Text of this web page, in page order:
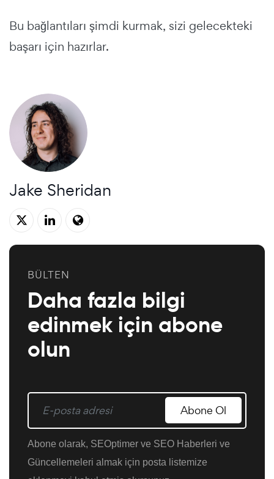
Bu bağlantıları şimdi kurmak, sizi gelecekteki
başarı için hazırlar.
Jake Sheridan
BÜLTEN
Daha fazla bilgi
edinmek için abone
olun
Abone Ol
Abone olarak, SEOptimer ve SEO Haberleri ve
Güncellemeleri almak için posta listemize